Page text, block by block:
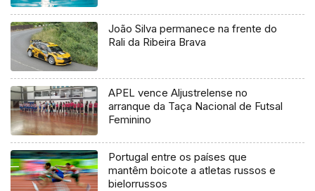
João Silva permanece na frente do
Rali da Ribeira Brava
APEL vence Aljustrelense no
arranque da Taça Nacional de Futsal
Feminino
Portugal entre os países que
mantêm boicote a atletas russos e
bielorrussos